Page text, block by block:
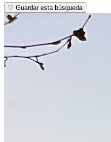
♡ Guardar esta búsqueda